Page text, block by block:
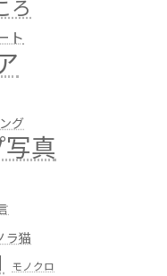
ろ
ト
グ
真
ラ猫
モノクロ